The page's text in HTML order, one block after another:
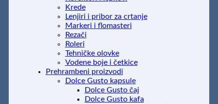
Krede
Lenjiri i pribor za crtanje
Markeri i flomasteri
Rezači
Roleri
Tehničke olovke
Vodene boje i četkice
Prehrambeni proizvodi
Dolce Gusto kapsule
Dolce Gusto čaj
Dolce Gusto kafa